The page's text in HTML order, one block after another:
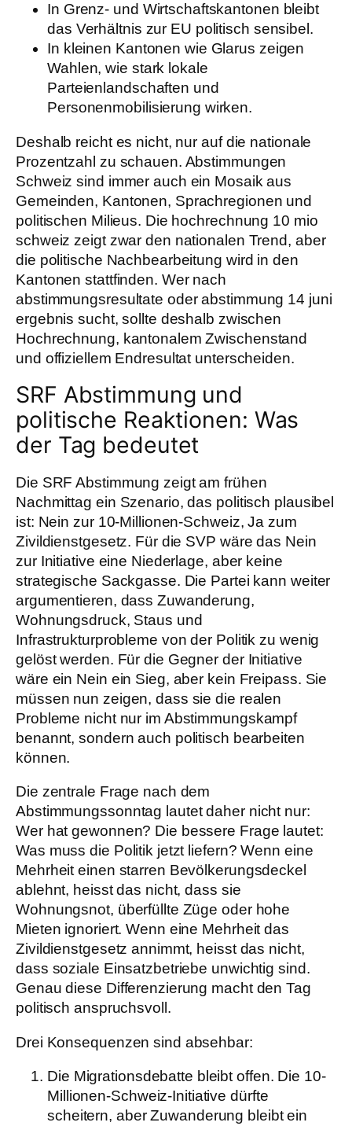
In Grenz- und Wirtschaftskantonen bleibt
das Verhältnis zur EU politisch sensibel.
In kleinen Kantonen wie Glarus zeigen
Wahlen, wie stark lokale
Parteienlandschaften und
Personenmobilisierung wirken.
Deshalb reicht es nicht, nur auf die nationale
Prozentzahl zu schauen. Abstimmungen
Schweiz sind immer auch ein Mosaik aus
Gemeinden, Kantonen, Sprachregionen und
politischen Milieus. Die hochrechnung 10 mio
schweiz zeigt zwar den nationalen Trend, aber
die politische Nachbearbeitung wird in den
Kantonen stattfinden. Wer nach
abstimmungsresultate oder abstimmung 14 juni
ergebnis sucht, sollte deshalb zwischen
Hochrechnung, kantonalem Zwischenstand
und offiziellem Endresultat unterscheiden.
SRF Abstimmung und
politische Reaktionen: Was
der Tag bedeutet
Die SRF Abstimmung zeigt am frühen
Nachmittag ein Szenario, das politisch plausibel
ist: Nein zur 10-Millionen-Schweiz, Ja zum
Zivildienstgesetz. Für die SVP wäre das Nein
zur Initiative eine Niederlage, aber keine
strategische Sackgasse. Die Partei kann weiter
argumentieren, dass Zuwanderung,
Wohnungsdruck, Staus und
Infrastrukturprobleme von der Politik zu wenig
gelöst werden. Für die Gegner der Initiative
wäre ein Nein ein Sieg, aber kein Freipass. Sie
müssen nun zeigen, dass sie die realen
Probleme nicht nur im Abstimmungskampf
benannt, sondern auch politisch bearbeiten
können.
Die zentrale Frage nach dem
Abstimmungssonntag lautet daher nicht nur:
Wer hat gewonnen? Die bessere Frage lautet:
Was muss die Politik jetzt liefern? Wenn eine
Mehrheit einen starren Bevölkerungsdeckel
ablehnt, heisst das nicht, dass sie
Wohnungsnot, überfüllte Züge oder hohe
Mieten ignoriert. Wenn eine Mehrheit das
Zivildienstgesetz annimmt, heisst das nicht,
dass soziale Einsatzbetriebe unwichtig sind.
Genau diese Differenzierung macht den Tag
politisch anspruchsvoll.
Drei Konsequenzen sind absehbar:
Die Migrationsdebatte bleibt offen. Die 10-
Millionen-Schweiz-Initiative dürfte
scheitern, aber Zuwanderung bleibt ein